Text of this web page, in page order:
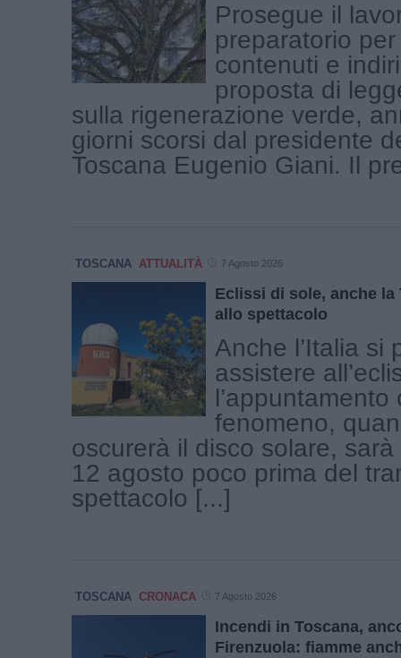
Prosegue il
preparatorio
contenuti e
proposta di
sulla rigenerazione verde,
giorni scorsi dal presidente
Toscana Eugenio Giani. Il
TOSCANA ATTUALITÀ 7 Agosto 2026
Eclissi di sole, anche la
allo spettacolo
Anche l’Italia si
assistere
l’appuntamento
fenomeno,
oscurerà il disco solare,
12 agosto poco prima del
spettacolo [...]
TOSCANA CRONACA 7 Agosto 2026
Incendi in Toscana,
Firenzuola: fiamme